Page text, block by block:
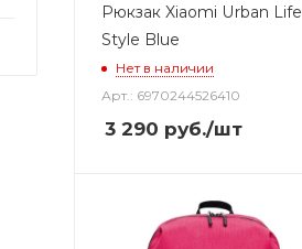
Рюкзак Xiaomi Urban Life
Style Blue
Нет в наличии
Арт.: 6970244526410
3 290 руб./шт